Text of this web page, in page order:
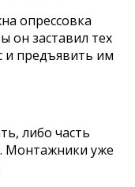
опрессовка
он заставил тех
и предъявить им
либо часть
Монтажники уже